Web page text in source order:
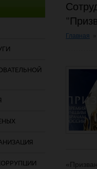
Главная